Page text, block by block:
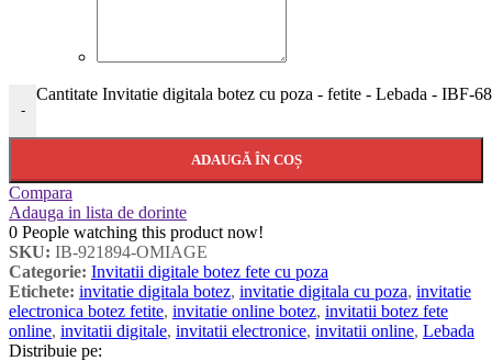
-
Cantitate Invitatie digitala botez cu poza - fetite - Lebada - IBF-68
ADAUGĂ ÎN COȘ
Compara
Adauga in lista de dorinte
0 People watching this product now!
SKU: IB-921894-OMIAGE
Categorie: Invitatii digitale botez fete cu poza
Etichete: invitatie digitala botez, invitatie digitala cu poza, invitatie
electronica botez fetite, invitatie online botez, invitatii botez fete
online, invitatii digitale, invitatii electronice, invitatii online, Lebada
Distribuie pe: